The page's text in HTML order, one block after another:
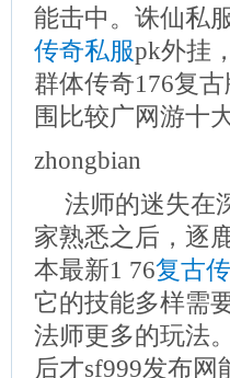
能击中。诛仙私
传奇私服pk外挂
群体传奇176复
围比较广网游十
zhongbian
法师的迷失在
家熟悉之后，逐
本最新1 76复古
它的技能多样需
法师更多的玩法
后才sf999发布